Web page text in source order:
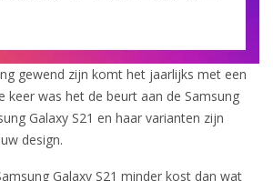
gewend zijn komt het jaarlijks met een
keer was het de beurt aan de Samsung
Galaxy S21 en haar varianten zijn
design.
Galaxy S21 minder kost dan wat